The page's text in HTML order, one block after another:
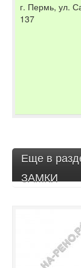
г. Пермь, ул.
137
Еще в
ЗАМКИ